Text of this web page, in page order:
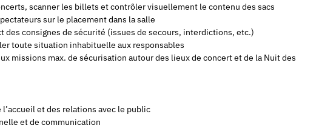
scanner les billets et contrôler visuellement le contenu des sacs
sur le placement dans la salle
des consignes de sécurité (issues de secours, interdictions, etc.)
toute situation inhabituelle aux responsables
missions max. de sécurisation autour des lieux de concert et de la Nuit des
l’accueil et des relations avec le public
et de communication